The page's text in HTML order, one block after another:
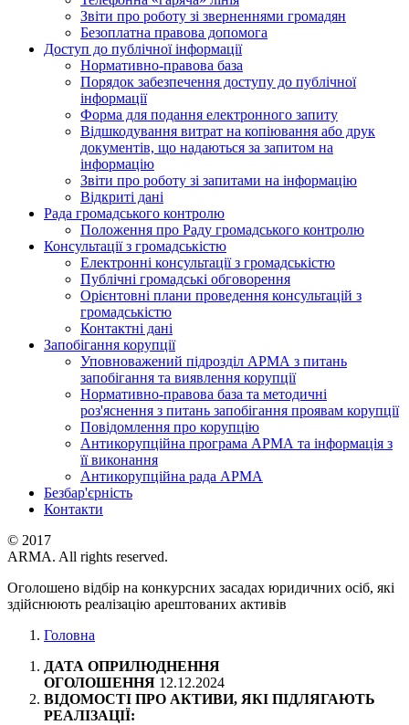
Звіти про роботу зі зверненнями громадян
Безоплатна правова допомога
Доступ до публічної інформації
Нормативно-правова база
Порядок забезпечення доступу до публічної
інформації
Форма для подання електронного запиту
Відшкодування витрат на копіювання або друк
документів, що надаються за запитом на
інформацію
Звіти про роботу зі запитами на інформацію
Відкриті дані
Рада громадського контролю
Положення про Раду громадського контролю
Консультації з громадськістю
Електронні консультації з громадськістю
Публічні громадські обговорення
Орієнтовні плани проведення консультацій з
громадськістю
Контактні дані
Запобігання корупції
Уповноважений підрозділ АРМА з питань
запобігання та виявлення корупції
Нормативно-правова база та методичні
роз'яснення з питань запобігання проявам корупції
Повідомлення про корупцію
Антикорупційна програма АРМА та інформація з
її виконання
Антикорупційна рада АРМА
Безбар'єрність
Контакти
© 2017
ARMA. All rights reserved.
Оголошено відбір на конкурсних засадах юридичних осіб, які
здійснюють реалізацію арештованих активів
Головна
ДАТА ОПРИЛЮДНЕННЯ
ОГОЛОШЕННЯ 12.12.2024
ВІДОМОСТІ ПРО АКТИВИ, ЯКІ ПІДЛЯГАЮТЬ
РЕАЛІЗАЦІЇ: